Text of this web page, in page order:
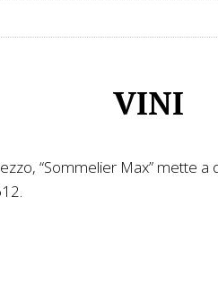
VINI
“Sommelier Max” mette